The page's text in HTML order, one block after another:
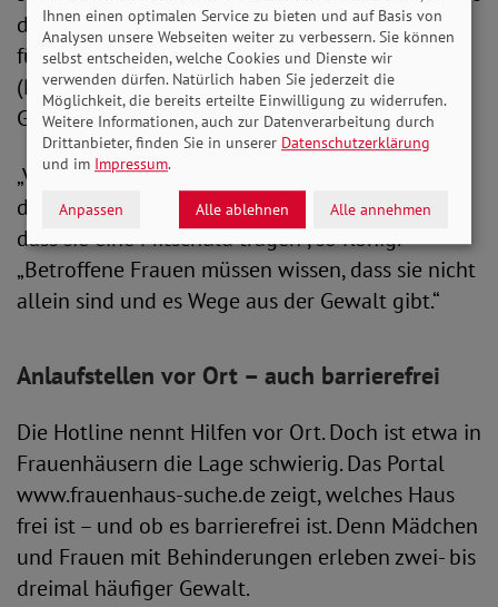
der Partner. Das sind Angaben des Bundesamts
für Familie und zivilgesellschaftliche Aufgaben
(Behörde des BMFSFJ). Formen wie psychische
Gewalt kommen hinzu.
„Viele sprechen aber aus Scham und Angst nicht
darüber, weil ihnen das Gefühl vermittelt wird,
dass sie eine Mitschuld tragen“, so König.
„Betroffene Frauen müssen wissen, dass sie nicht
allein sind und es Wege aus der Gewalt gibt.“
Anlaufstellen vor Ort – auch barrierefrei
Die Hotline nennt Hilfen vor Ort. Doch ist etwa in
Frauenhäusern die Lage schwierig. Das Portal
www.frauenhaus-suche.de zeigt, welches Haus
frei ist – und ob es barrierefrei ist. Denn Mädchen
und Frauen mit Behinderungen erleben zwei- bis
dreimal häufiger Gewalt.
Ihnen einen optimalen Service zu bieten und auf Basis von
Analysen unsere Webseiten weiter zu verbessern. Sie können
selbst entscheiden, welche Cookies und Dienste wir
verwenden dürfen. Natürlich haben Sie jederzeit die
Möglichkeit, die bereits erteilte Einwilligung zu widerrufen.
Weitere Informationen, auch zur Datenverarbeitung durch
Drittanbieter, finden Sie in unserer Datenschutzerklärung
und im Impressum.
Anpassen Alle ablehnen Alle annehmen